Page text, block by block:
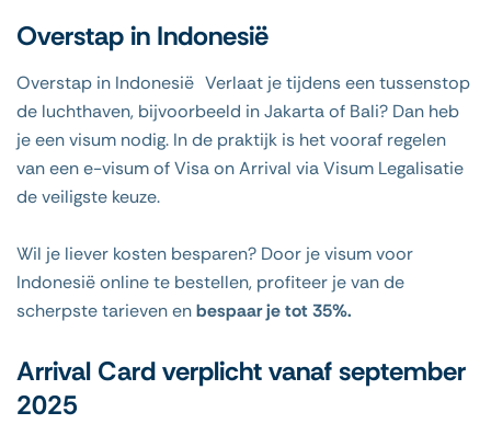
Overstap in Indonesië
Overstap in Indonesië Verlaat je tijdens een tussenstop
de luchthaven, bijvoorbeeld in Jakarta of Bali? Dan heb
je een visum nodig. In de praktijk is het vooraf regelen
van een e-visum of Visa on Arrival via Visum Legalisatie
de veiligste keuze.
Wil je liever kosten besparen? Door je visum voor
Indonesië online te bestellen, profiteer je van de
scherpste tarieven enbespaar je tot 35%.
Arrival Card verplicht vanaf september
2025